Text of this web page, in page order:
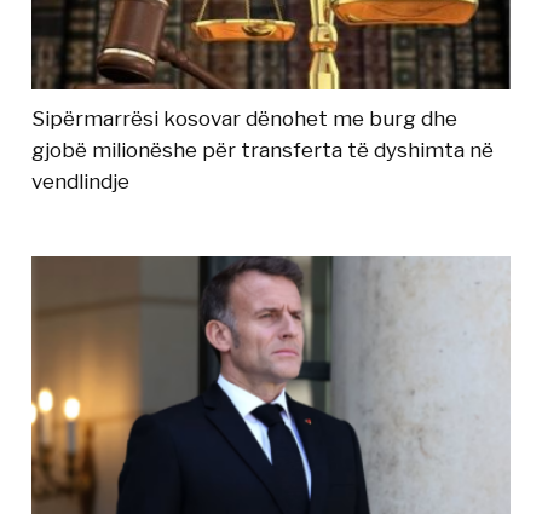
Sipërmarrësi kosovar dënohet me burg dhe
gjobë milionëshe për transferta të dyshimta në
vendlindje